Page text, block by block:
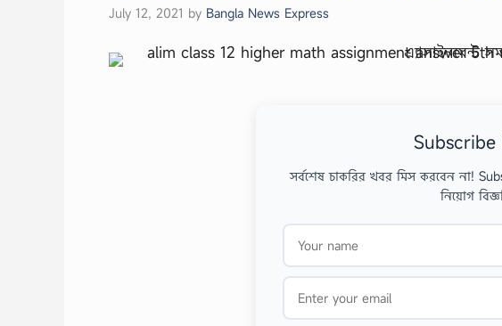
July 12, 2021 by Bangla News Express
Subscribe
সর্বশেষ চাকরির খবর মিস করবেন না!
নিয়োগ